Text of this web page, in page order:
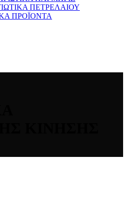
ΠΕΤΡΕΛΑΙΟΥ
ΠΡΟΪΟΝΤΑ